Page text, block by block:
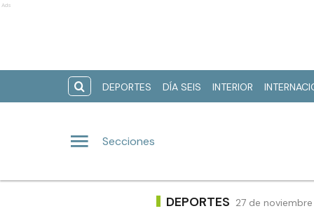
Ads
DEPORTES DÍA SEIS INTERIOR
Secciones
DEPORTES 27 de